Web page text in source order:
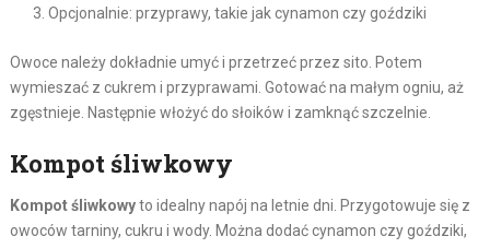
Opcjonalnie: przyprawy, takie jak cynamon czy goździki
Owoce należy dokładnie umyć i przetrzeć przez sito. Potem
wymieszać z cukrem i przyprawami. Gotować na małym ogniu, aż
zgęstnieje. Następnie włożyć do słoików i zamknąć szczelnie.
Kompot śliwkowy
Kompot śliwkowyto idealny napój na letnie dni. Przygotowuje się z
owoców tarniny, cukru i wody. Można dodać cynamon czy goździki,